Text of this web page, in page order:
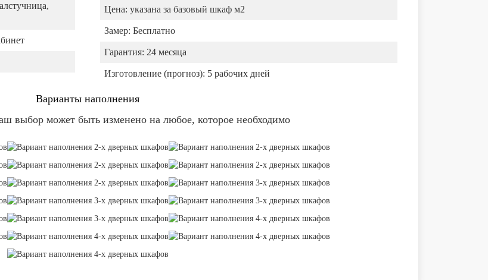
Цена: указана за базовый шкаф м2
Замер: Бесплатно
Гарантия: 24 месяца
Изготовление (прогноз): 5 рабочих дней
Варианты наполнения
выбор может быть изменено на любое, которое необходимо